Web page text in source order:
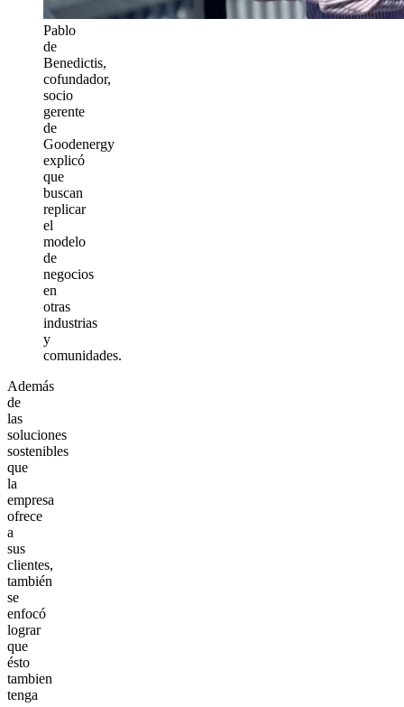
Pablo
de
Benedictis,
cofundador,
socio
gerente
de
Goodenergy
explicó
que
buscan
replicar
el
modelo
de
negocios
en
otras
industrias
y
comunidades.
Además
de
las
soluciones
sostenibles
que
la
empresa
ofrece
a
sus
clientes,
también
se
enfocó
lograr
que
ésto
tambien
tenga